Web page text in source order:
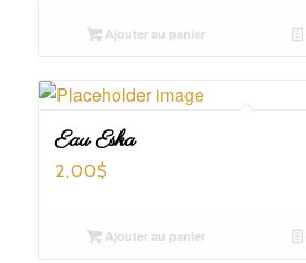
Ajouter au panier
Eau Eska
2,00$
Ajouter au panier